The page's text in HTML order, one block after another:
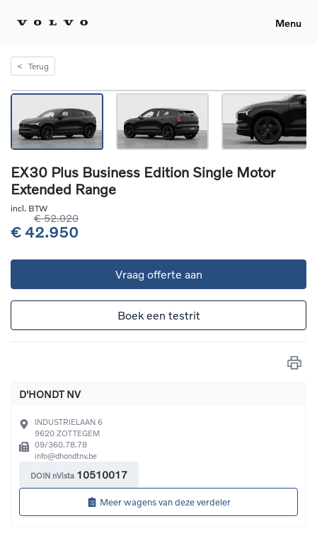
Menu
< Terug
EX30 Plus Business Edition Single Motor
Extended Range
incl. BTW
€ 52.020
€ 42.950
Vraag offerte aan
Boek een testrit
D'HONDT NV
INDUSTRIELAAN 6
9620 ZOTTEGEM
09/360.78.78
info@dhondtnv.be
DOIN nVista 10510017
Meer wagens van deze verdeler